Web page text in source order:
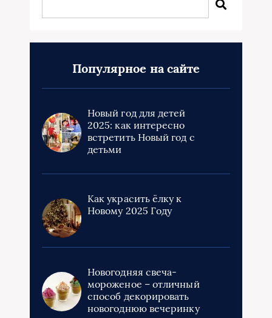
Популярное на сайте
Новый год для детей
2025: как интересно
встретить Новый год с
детьми
Как украсить ёлку к
Новому 2025 Году
Новогодняя свеча-
мороженое – отличный
способ декорировать
новогоднюю вечеринку